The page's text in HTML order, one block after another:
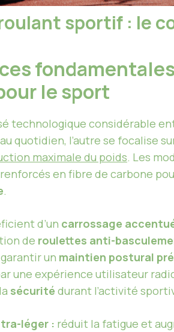
sportif : le
le sport
technologique considérable
quotidien, l’autre se focalise
maximale du poids. Les
en fibre de carbone
.
d’un carrossage
de roulettes anti-
un maintien postural
une expérience utilisateur
sécurité durant l’activité
léger : réduit la fatigue et